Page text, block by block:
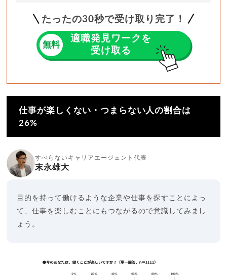
たったの30秒で受け取り完了！
無料
適職発見ワークを
受け取る
仕事が楽しくない・つまらない人の割合は
26%
すべらないキャリアエージェント代表
末永雄大
目的を持って働けるような企業や仕事を探すことによっ
て、仕事を楽しむことにもつながるので意識してみまし
ょう。